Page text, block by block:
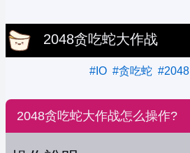
2048贪吃蛇大作战
#IO #贪吃蛇 #2048
2048贪吃蛇大作战怎么操作?